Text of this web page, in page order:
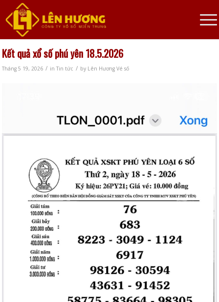
Kết quả xổ số phú yên 18.5.2026
Tháng 5 19, 2026 / inTin tức / by Lên Hương Vé số